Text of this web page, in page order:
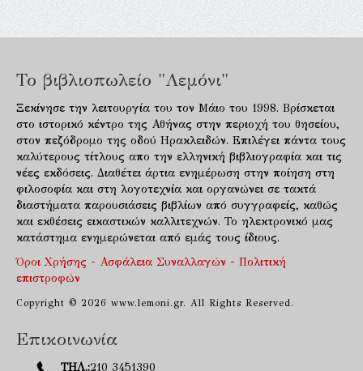
Το βιβλιοπωλείο "Λεμόνι"
Ξεκίνησε την λειτουργία του τον Μάιο του 1998. Βρίσκεται
στο ιστορικό κέντρο της Αθήνας στην περιοχή του θησείου,
στον πεζόδρομο της οδού Ηρακλειδών. Επιλέγει πάντα τους
καλύτερους τίτλους απο την ελληνική βιβλιογραφία και τις
νέες εκδόσεις. Διαθέτει άρτια ενημέρωση στην ποίηση στη
φιλοσοφία και στη λογοτεχνία και οργανώνει σε τακτά
διαστήματα παρουσιάσεις βιβλίων από συγγραφείς, καθώς
και εκθέσεις εικαστικών καλλιτεχνών. Το ηλεκτρονικό μας
κατάστημα ενημερώνεται από εμάς τους ίδιους.
Όροι Χρήσης - Ασφάλεια Συναλλαγών - Πολιτική
επιστροφών
Copyright © 2026 www.lemoni.gr. All Rights Reserved.
Επικοινωνία
ΤΗΛ.:210 3451390